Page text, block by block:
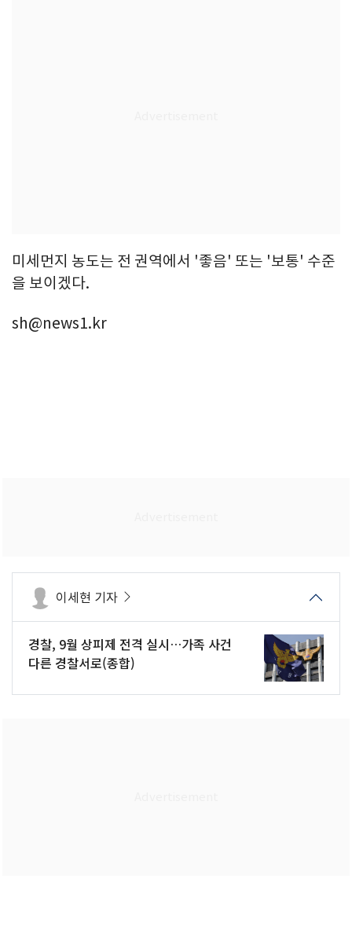
미세먼지 농도는 전 권역에서 '좋음' 또는 '보통' 수준
을 보이겠다.
sh@news1.kr
이세현 기자
경찰, 9월 상피제 전격 실시…가족 사건
다른 경찰서로(종합)